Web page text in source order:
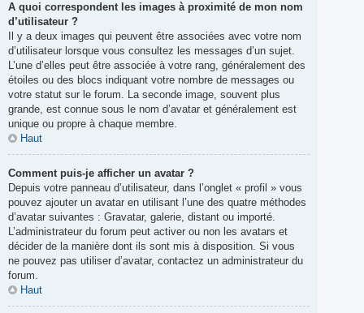
A quoi correspondent les images à proximité de mon nom
d’utilisateur ?
Il y a deux images qui peuvent être associées avec votre nom
d’utilisateur lorsque vous consultez les messages d’un sujet.
L’une d’elles peut être associée à votre rang, généralement des
étoiles ou des blocs indiquant votre nombre de messages ou
votre statut sur le forum. La seconde image, souvent plus
grande, est connue sous le nom d’avatar et généralement est
unique ou propre à chaque membre.
Haut
Comment puis-je afficher un avatar ?
Depuis votre panneau d’utilisateur, dans l’onglet « profil » vous
pouvez ajouter un avatar en utilisant l’une des quatre méthodes
d’avatar suivantes : Gravatar, galerie, distant ou importé.
L’administrateur du forum peut activer ou non les avatars et
décider de la manière dont ils sont mis à disposition. Si vous
ne pouvez pas utiliser d’avatar, contactez un administrateur du
forum.
Haut